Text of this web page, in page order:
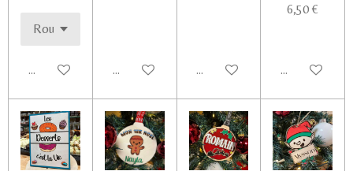
Ajouter au panierVoir les détails Ajouter au panier
6,50 €
Ajouter au